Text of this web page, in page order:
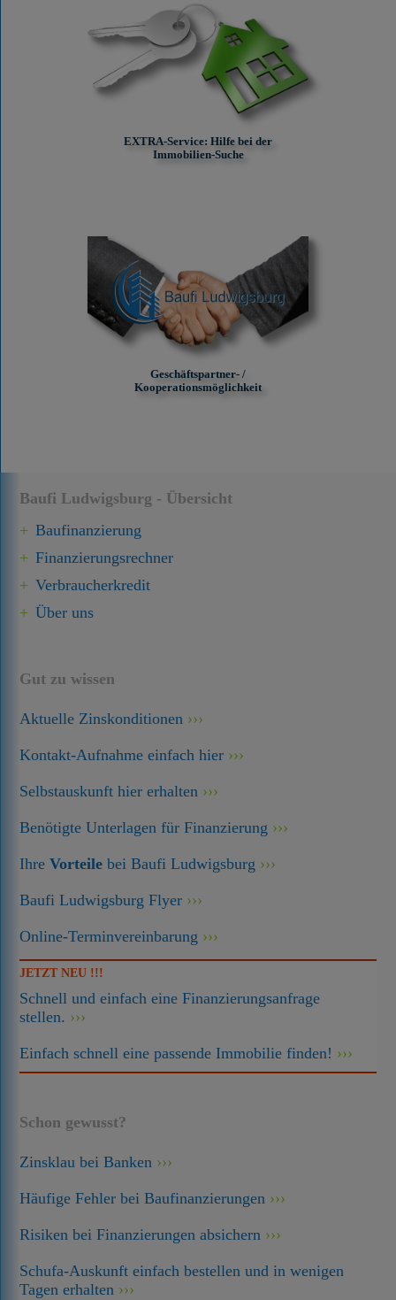
Baufi Ludwigsburg - Übersicht
Baufinanzierung
Finanzierungsrechner
Verbraucherkredit
Über uns
Gut zu wissen
Aktuelle Zinskonditionen
Kontakt-Aufnahme einfach hier
Selbstauskunft hier erhalten
Benötigte Unterlagen für Finanzierung
IhreVorteile bei Baufi Ludwigsburg
Baufi Ludwigsburg Flyer
Online-Terminvereinbarung
JETZT NEU !!!
Schnell und einfach eine Finanzierungsanfrage
stellen.
Einfach schnell eine passende Immobilie finden!
Schon gewusst?
Zinsklau bei Banken
Häufige Fehler bei Baufinanzierungen
Risiken bei Finanzierungen absichern
Schufa-Auskunft einfach bestellen und in wenigen
Tagen erhalten
EXTRA-Service: Hilfe bei der
Immobilien-Suche
Geschäftspartner- /
Kooperationsmöglichkeit